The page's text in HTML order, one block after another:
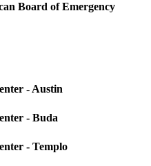
Board of Emergency
- Austin
- Buda
- Templo